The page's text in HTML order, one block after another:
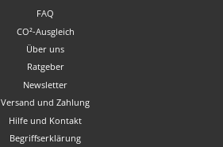
FAQ
CO²-Ausgleich
Über uns
Ratgeber
Newsletter
Versand und Zahlung
Hilfe und Kontakt
Begriffserklärung